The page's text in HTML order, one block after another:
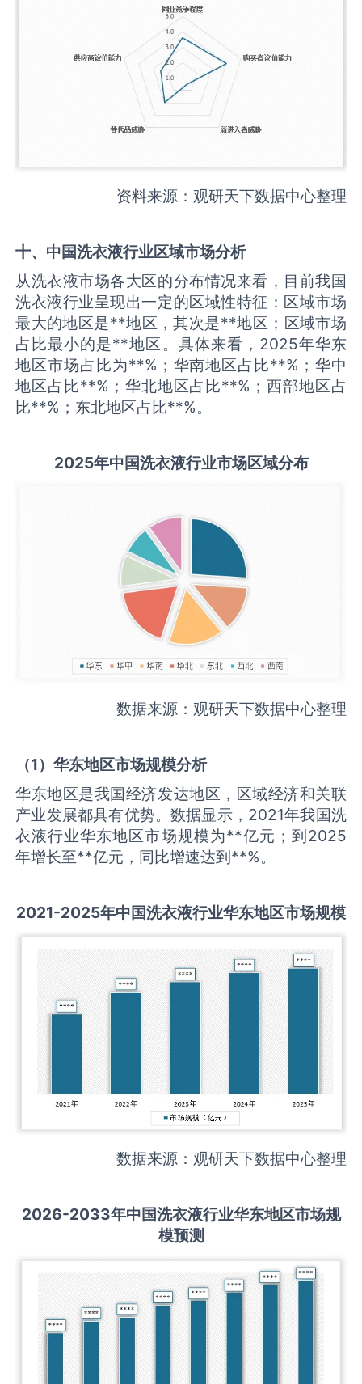
资料来源：观研天下数据中心整理
十、中国洗衣液行业区域市场分析
从洗衣液市场各大区的分布情况来看，目前我国
洗衣液行业呈现出一定的区域性特征：区域市场
最大的地区是**地区，其次是**地区；区域市场
占比最小的是**地区。具体来看，2025年华东
地区市场占比为**%；华南地区占比**%；华中
地区占比**%；华北地区占比**%；西部地区占
比**%；东北地区占比**%。
2025年中国洗衣液行业市场区域分布
数据来源：观研天下数据中心整理
（1）华东地区市场规模分析
华东地区是我国经济发达地区，区域经济和关联
产业发展都具有优势。数据显示，2021年我国洗
衣液行业华东地区市场规模为**亿元；到2025
年增长至**亿元，同比增速达到**%。
2021-2025年中国洗衣液行业华东地区市场规模
数据来源：观研天下数据中心整理
2026-2033年中国洗衣液行业华东地区市场规
模预测